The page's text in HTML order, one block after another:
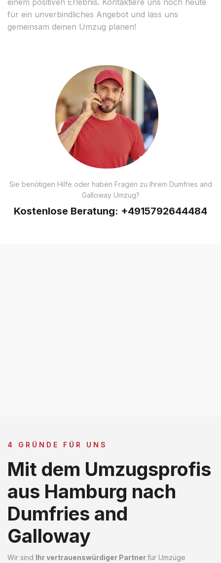
für ein unverbindliches Angebot und lass uns
gemeinsam deinen Umzug planen!
Sie benötigen Hilfe oder haben Fragen zu Ihrem Dumfries and
Galloway Umzug?
Kostenlose Beratung: +4915792644484
4 GRÜNDE FÜR UNS
Mit dem Umzugsprofis
aus Hamburg nach
Dumfries and
Galloway
Wir sind Ihr vertrauenswürdiger Partnerfür Umzüge